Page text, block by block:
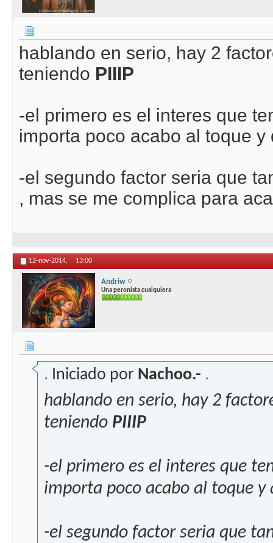
hablando en serio, hay 2
teniendo PIIIP
-el primero es el interes que
importa poco acabo al toque y
-el segundo factor seria que
, mas se me complica para
12-nov-2014, 13:00
Andriw
Una peronista cualquiera
. Iniciado por Nachoo.- .
hablando en serio, hay 2
teniendo PIIIP
-el primero es el interes que
importa poco acabo al toque y
-el segundo factor seria que